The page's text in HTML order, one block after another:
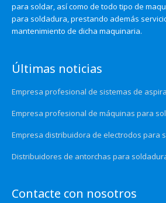
para soldar, así como de todo tipo de
para soldadura, prestando además
mantenimiento de dicha maquinaria.
Últimas noticias
Empresa profesional de sistemas de
Empresa profesional de máquinas para
Empresa distribuidora de electrodos para
Distribuidores de antorchas para
Contacte con nosotros